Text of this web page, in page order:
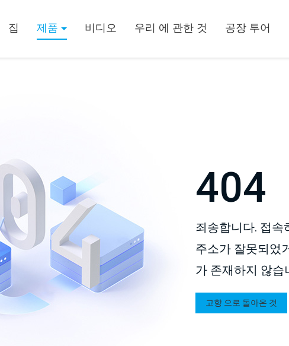
집 제품 비디오 우리 에 관한 것 공장 투어
404
죄송합니다. 접속
주소가 잘못되었
가 존재하지 않습
고향 으로 돌아온 것